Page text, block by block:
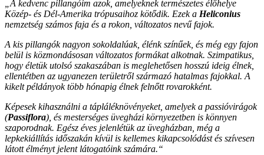
„A kedvenc pillangóim azok, amelyeknek természetes élőhelye
Közép- és Dél-Amerika trópusaihoz kötődik. Ezek a Heliconius
nemzetség számos faja és a rokon, változatos nevű fajok.
A kis pillangók nagyon sokoldalúak, élénk színűek, és még egy fajon
belül is közmondásosan változatos formákat alkotnak. Szimpatikus,
hogy életük utolsó szakaszában is meglehetősen hosszú ideig élnek,
ellentétben az ugyanezen területről származó hatalmas fajokkal. A
kikelt példányok több hónapig élnek felnőtt rovarokként.
Képesek kihasználni a tápláléknövényeket, amelyek a passióvirágok
(Passiflora), és mesterséges üvegházi környezetben is könnyen
szaporodnak. Egész éves jelenlétük az üvegházban, még a
lepkekiállítás időszakán kívül is kellemes kikapcsolódást és szívesen
látott élményt jelent látogatóink számára.“